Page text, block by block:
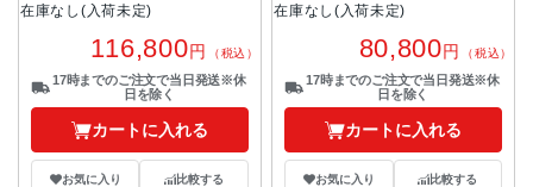
在庫なし(入荷未定)
116,800円 （税込）
17時までのご注文で当日発送※休
日を除く
カートに入れる
お気に入り 比較する
在庫なし(入荷未定)
80,800円 （税込）
17時までのご注文で当日発送※休
日を除く
カートに入れる
お気に入り 比較する